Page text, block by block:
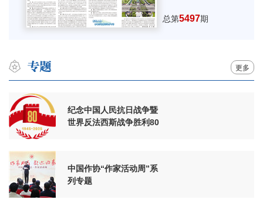
总第5497期
更多
纪念中国人民抗日战争暨
世界反法西斯战争胜利80
中国作协“作家活动周”系
列专题